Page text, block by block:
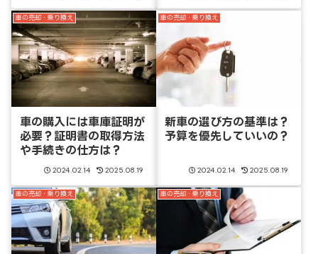
車の売却・乗り換え
車の購入には車庫証明が
必要？証明書の取得方法
や手続きの仕方は？
2024.02.14 2025.08.19
車の売却・乗り換え
新車の選び方の基準は？
予算を優先していいの？
2024.02.14 2025.08.19
車の売却・乗り換え 車の売却・乗り換え